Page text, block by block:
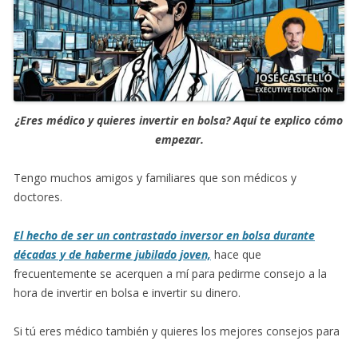
¿Eres médico y quieres invertir en bolsa? Aquí te explico cómo
empezar.
Tengo muchos amigos y familiares que son médicos y
doctores.
El hecho de ser un contrastado inversor en bolsa durante
décadas y de haberme jubilado joven, hace que
frecuentemente se acerquen a mí para pedirme consejo a la
hora de invertir en bolsa e invertir su dinero.
Si tú eres médico también y quieres los mejores consejos para